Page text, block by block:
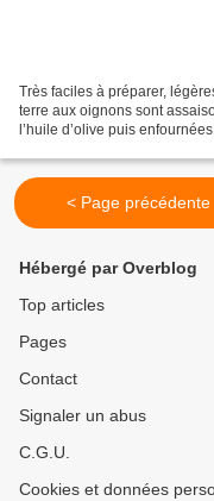
Très faciles à préparer,
terre aux oignons sont
l’huile d’olive puis
< Page précédente
Hébergé par Overblog
Top articles
Pages
Contact
Signaler un abus
C.G.U.
Cookies et données